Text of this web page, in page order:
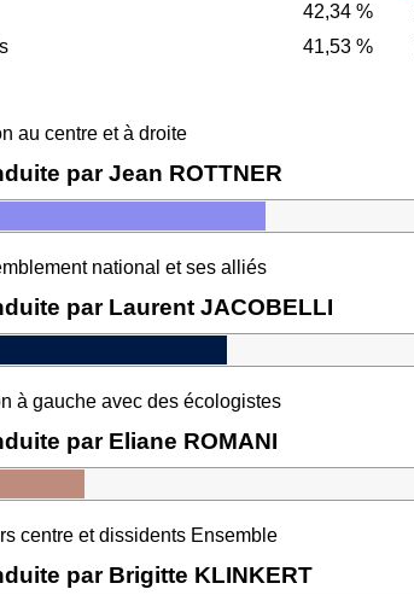
42,34 %
41,53 %
au centre et à droite
par Jean ROTTNER
national et ses alliés
par Laurent JACOBELLI
à gauche avec des écologistes
par Eliane ROMANI
centre et dissidents Ensemble
par Brigitte KLINKERT